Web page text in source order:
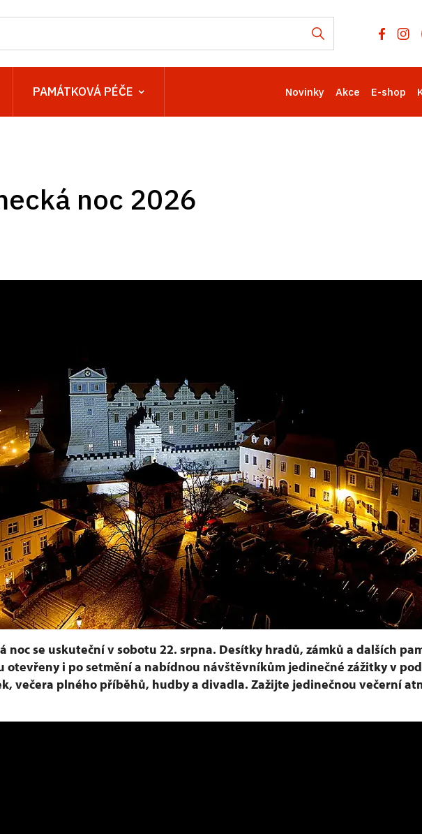
PAMÁTKOVÁ PÉČE Novinky Akce E-shop
noc 2026
noc se uskuteční v sobotu 22. srpna. Desítky hradů, zámků a dalších
otevřeny i po setmění a nabídnou návštěvníkům jedinečné zážitky v
večera plného příběhů, hudby a divadla. Zažijte jedinečnou večerní